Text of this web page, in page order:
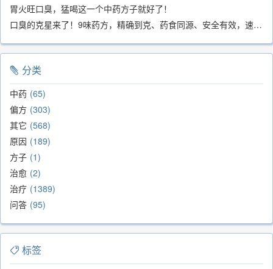
胃火旺口臭，猛喝这一个中药方子就好了！
口臭的克星来了！9味药方，精确到克、药食同源、安全有效，速看！
分类
中药 65
偏方 303
其它 568
原因 189
方子 1
治愈 2
治疗 1389
问答 95
标签